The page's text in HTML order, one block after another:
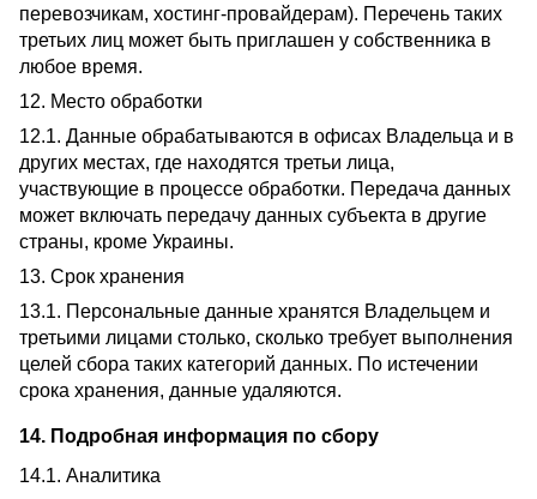
перевозчикам, хостинг-провайдерам). Перечень таких
третьих лиц может быть приглашен у собственника в
любое время.
12. Место обработки
12.1. Данные обрабатываются в офисах Владельца и в
других местах, где находятся третьи лица,
участвующие в процессе обработки. Передача данных
может включать передачу данных субъекта в другие
страны, кроме Украины.
13. Срок хранения
13.1. Персональные данные хранятся Владельцем и
третьими лицами столько, сколько требует выполнения
целей сбора таких категорий данных. По истечении
срока хранения, данные удаляются.
14. Подробная информация по сбору
14.1. Аналитика